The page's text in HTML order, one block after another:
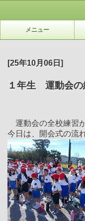
メニュー
[25年10月06日]
１年生 運動会の
運動会の全校練習
今日は、開会式の流